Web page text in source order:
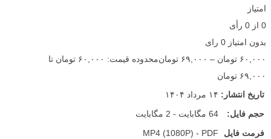
امتیاز
0 از 0 رأی
بدون امتیاز 0 رای
۶۰,۰۰۰ تومان – ۶۹,۰۰۰ تومان
محدوده قیمت: ۶۰,۰۰۰ تومان تا
۶۹,۰۰۰ تومان
تاریخ انتشار: ۱۴ مرداد ۱۴۰۴
حجم فایل:
64 مگابایت - 2 مگابایت
فرمت فایل
MP4 (1080P) - PDF